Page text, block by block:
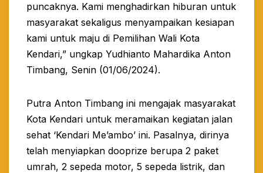
puncaknya. Kami menghadirkan hiburan untuk
masyarakat sekaligus menyampaikan kesiapan
kami untuk maju di Pemilihan Wali Kota
Kendari,” ungkap Yudhianto Mahardika Anton
Timbang, Senin (01/06/2024).
Putra Anton Timbang ini mengajak masyarakat
Kota Kendari untuk meramaikan kegiatan jalan
sehat ‘Kendari Me’ambo’ ini. Pasalnya, dirinya
telah menyiapkan dooprize berupa 2 paket
umrah, 2 sepeda motor, 5 sepeda listrik, dan